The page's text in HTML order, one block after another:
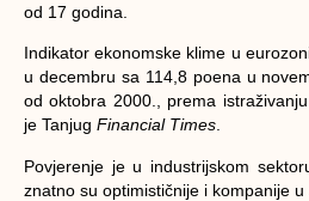
od 17 godina.
Indikator ekonomske klime u
u decembru sa 114,8 poena u
od oktobra 2000., prema
je Tanjug Financial Times
Povjerenje je u industrijskom
znatno su optimističnije i kompanije u